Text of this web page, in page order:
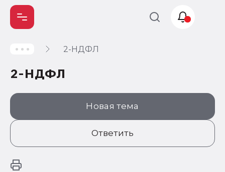
2-НДФЛ
2-НДФЛ
Новая тема
Ответить
Учет и